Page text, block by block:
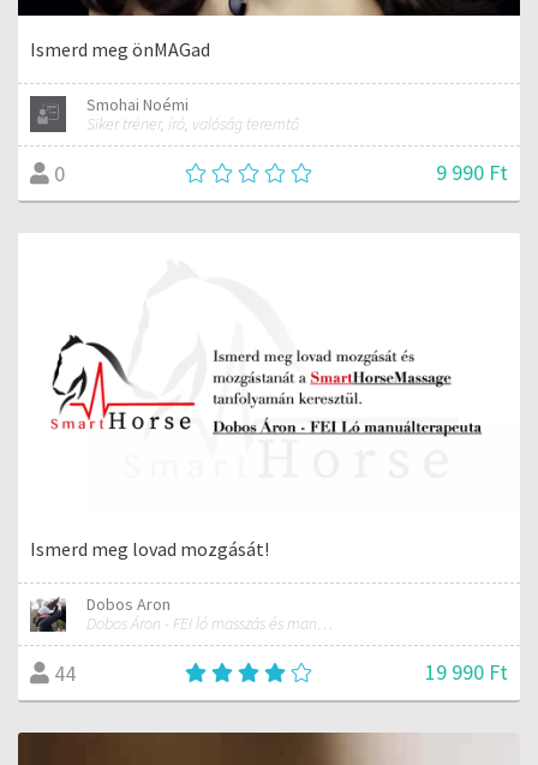
Ismerd meg önMAGad
Smohai Noémi
Siker tréner, író, valóság teremtő
0 9 990 Ft
Ismerd meg lovad mozgását!
Dobos Aron
Dobos Áron - FEI ló masszás és manuálterapeuta
44 19 990 Ft